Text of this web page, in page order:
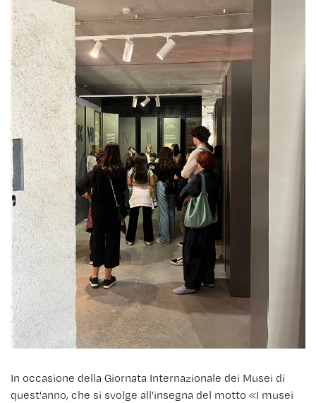
In occasione della Giornata Internazionale dei Musei di
quest'anno, che si svolge all'insegna del motto «I musei